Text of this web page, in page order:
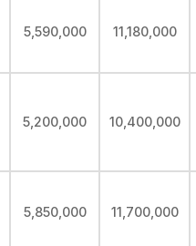
5,590,000 11,180,000
5,200,000 10,400,000
5,850,000 11,700,000